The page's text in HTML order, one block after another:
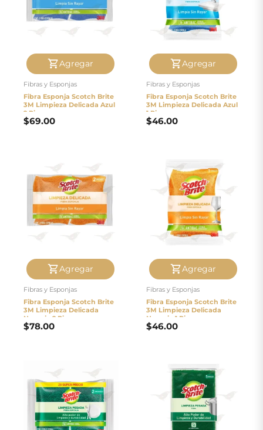
Agregar
Fibras y Esponjas
Fibra Esponja Scotch Brite
3M Limpieza Delicada Azul
2 Piezas
$69.00
Agregar
Fibras y Esponjas
Fibra Esponja Scotch Brite
3M Limpieza Delicada Azul
1 Pieza
$46.00
Agregar
Fibras y Esponjas
Fibra Esponja Scotch Brite
3M Limpieza Delicada
Naranja 2 Piezas
$78.00
Agregar
Fibras y Esponjas
Fibra Esponja Scotch Brite
3M Limpieza Delicada
Naranja 1 Pieza
$46.00